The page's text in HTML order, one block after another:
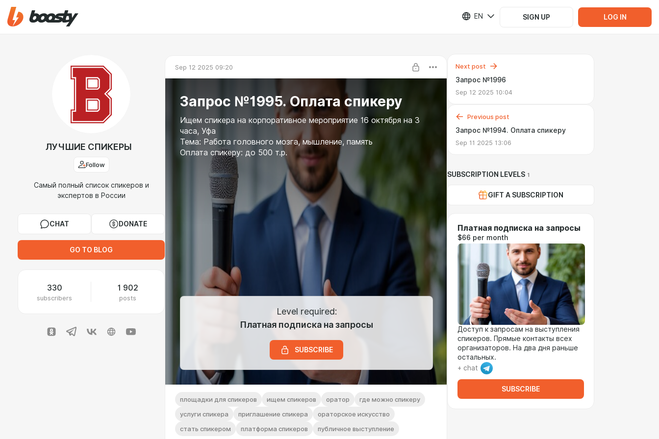
EN SIGN UP LOG IN
ЛУЧШИЕ СПИКЕРЫ
Follow
Cамый полный список спикеров и
экспертов в России
CHAT DONATE
GO TO BLOG
330
subscribers
1 902
posts
Sep 12 2025 09:20
Запрос №1995. Оплата спикеру
Ищем спикера на корпоративное мероприятие 16 октября на 3
часа, Уфа
Тема: Работа головного мозга, мышление, память
Оплата спикеру: до 500 т.р.
Level required:
Платная подписка на запросы
SUBSCRIBE
площадки для спикеров ищем спикеров оратор
где можно спикеру
услуги спикера
приглашение спикера
ораторское искусство
стать спикером
платформа спикеров публичное выступление
Next post
Запрос №1996
Sep 12 2025 10:04
Previous post
Запрос №1994. Оплата спикеру
Sep 11 2025 13:06
SUBSCRIPTION LEVELS 1
GIFT A SUBSCRIPTION
Платная подписка на запросы
$66 per month
Доступ к запросам на выступления
спикеров. Прямые контакты всех
организаторов. На два дня раньше
остальных.
+ chat
SUBSCRIBE